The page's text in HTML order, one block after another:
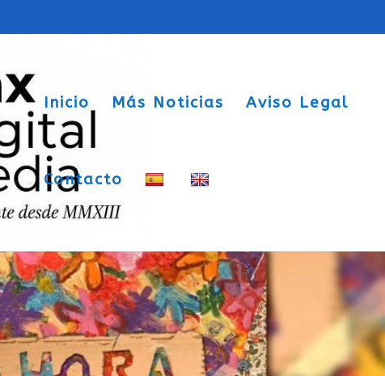
Inicio Más Noticias Aviso Legal
Contacto